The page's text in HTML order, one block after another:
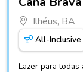
Ilhéus, BA
All-Inclusive
Lazer para